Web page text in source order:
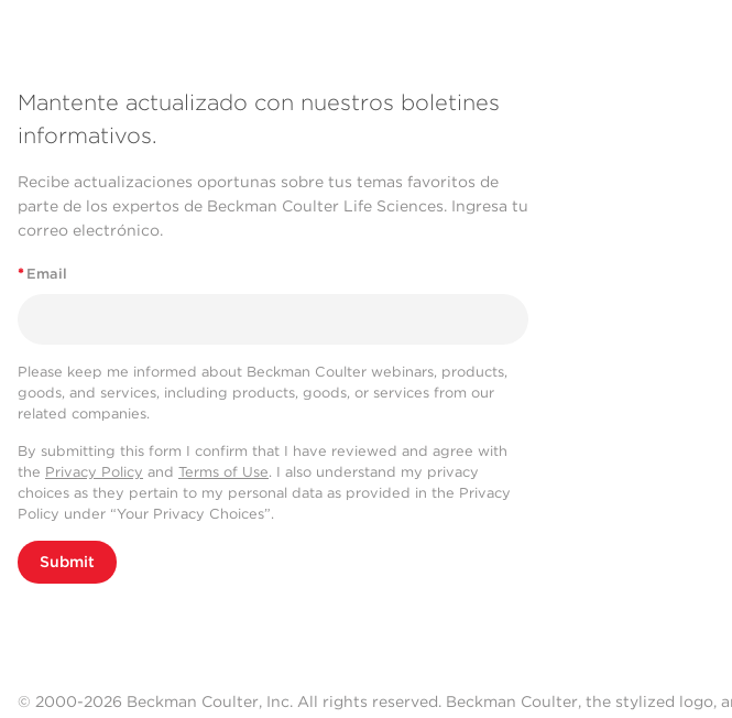
Mantente actualizado con nuestros boletines
informativos.
Recibe actualizaciones oportunas sobre tus temas favoritos de
parte de los expertos de Beckman Coulter Life Sciences. Ingresa tu
correo electrónico.
* Email
Please keep me informed about Beckman Coulter webinars, products,
goods, and services, including products, goods, or services from our
related companies.
By submitting this form I confirm that I have reviewed and agree with
the Privacy Policy and Terms of Use. I also understand my privacy
choices as they pertain to my personal data as provided in the Privacy
Policy under “Your Privacy Choices”.
Submit
© 2000-2026 Beckman Coulter, Inc. All rights reserved. Beckman Coulter, the stylized